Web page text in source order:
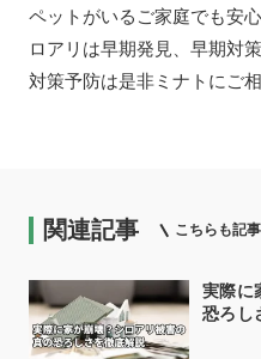
ペットがいるご家庭でも安
ロアリは早期発見、早期対
対策予防は是非ミナトにご相
関連記事 こちらも記
実際に
恐ろし